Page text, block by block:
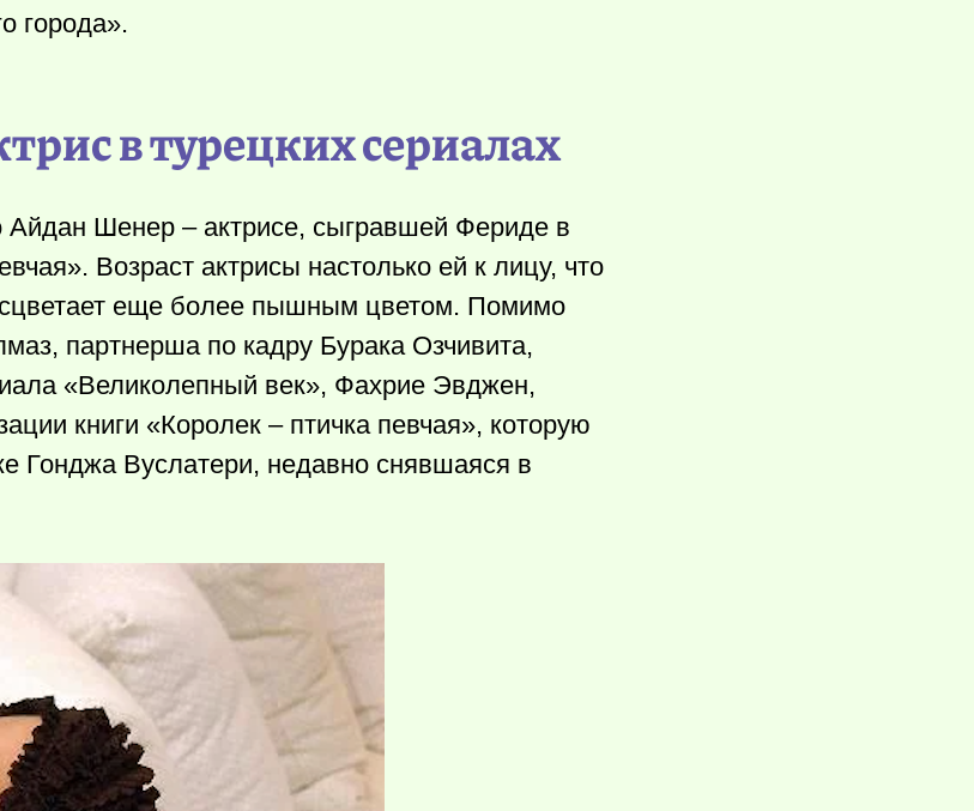
города».
в турецких сериалах
Айдан Шенер – актрисе, сыгравшей Фериде в
Возраст актрисы настолько ей к лицу, что
еще более пышным цветом. Помимо
партнерша по кадру Бурака Озчивита,
«Великолепный век», Фахрие Эвджен,
книги «Королек – птичка певчая», которую
Гонджа Вуслатери, недавно снявшаяся в